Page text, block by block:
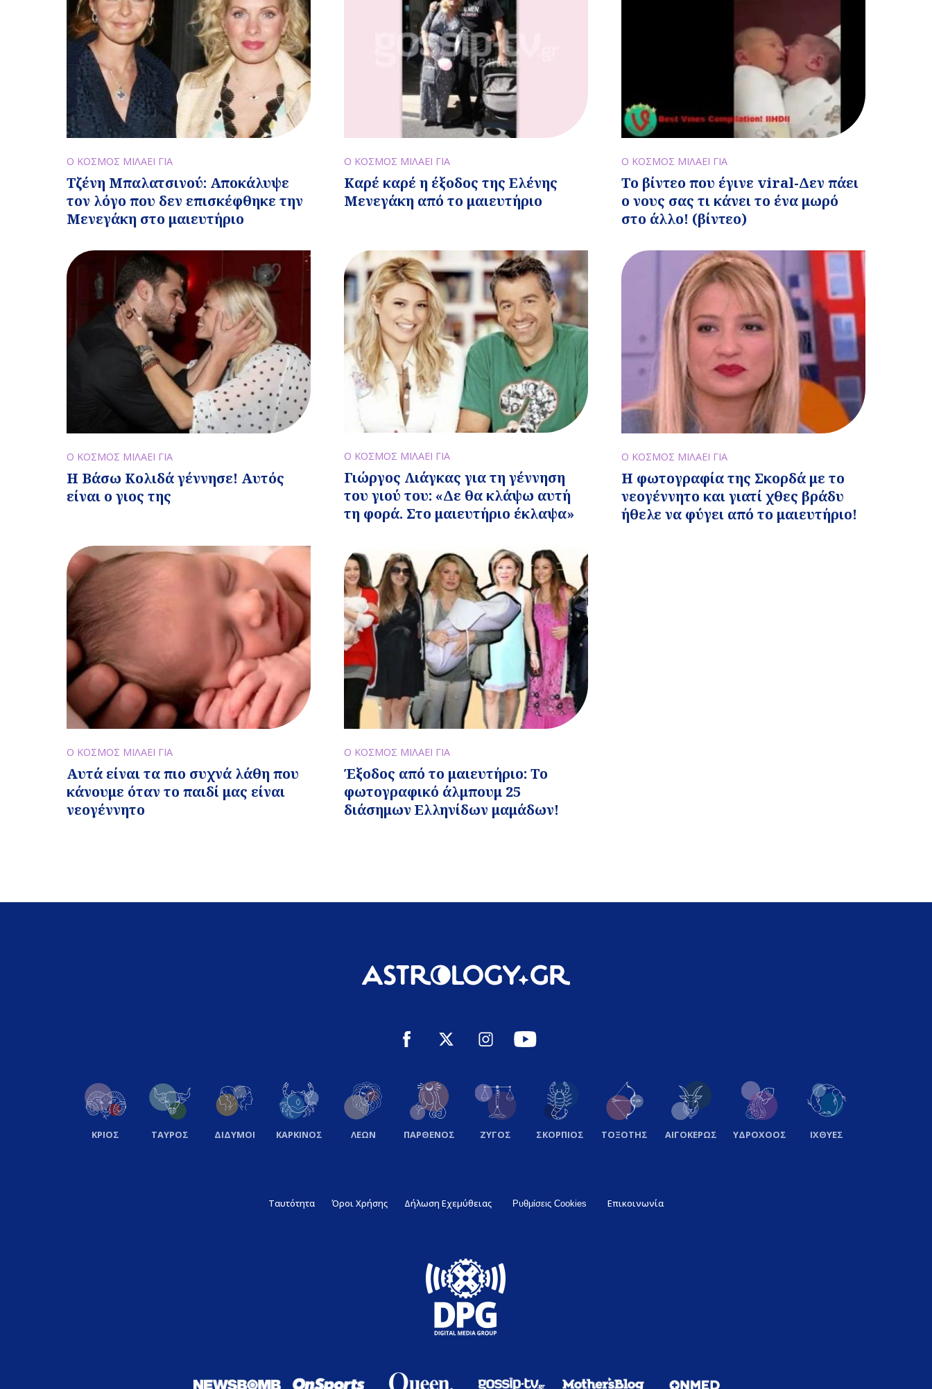
Ο ΚΟΣΜΟΣ ΜΙΛΑΕΙ ΓΙΑ
Τζένη Μπαλατσινού: Αποκάλυψε
τον λόγο που δεν επισκέφθηκε την
Μενεγάκη στο μαιευτήριο
Ο ΚΟΣΜΟΣ ΜΙΛΑΕΙ ΓΙΑ
Καρέ καρέ η έξοδος της Ελένης
Μενεγάκη από το μαιευτήριο
Ο ΚΟΣΜΟΣ ΜΙΛΑΕΙ ΓΙΑ
Το βίντεο που έγινε viral-Δεν πάει
ο νους σας τι κάνει το ένα μωρό
στο άλλο! (βίντεο)
Ο ΚΟΣΜΟΣ ΜΙΛΑΕΙ ΓΙΑ
Η Βάσω Κολιδά γέννησε! Αυτός
είναι ο γιος της
Ο ΚΟΣΜΟΣ ΜΙΛΑΕΙ ΓΙΑ
Γιώργος Λιάγκας για τη γέννηση
του γιού του: «Δε θα κλάψω αυτή
τη φορά. Στο μαιευτήριο έκλαψα»
Ο ΚΟΣΜΟΣ ΜΙΛΑΕΙ ΓΙΑ
H φωτογραφία της Σκορδά με το
νεογέννητο και γιατί χθες βράδυ
ήθελε να φύγει από το μαιευτήριο!
Ο ΚΟΣΜΟΣ ΜΙΛΑΕΙ ΓΙΑ
Αυτά είναι τα πιο συχνά λάθη που
κάνουμε όταν το παιδί μας είναι
νεογέννητο
Ο ΚΟΣΜΟΣ ΜΙΛΑΕΙ ΓΙΑ
Έξοδος από το μαιευτήριο: Το
φωτογραφικό άλμπουμ 25
διάσημων Ελληνίδων μαμάδων!
ΚΡΙΟΣ ΤΑΥΡΟΣ ΔΙΔΥΜΟΙ ΚΑΡΚΙΝΟΣ ΛΕΩΝ ΠΑΡΘΕΝΟΣ ΖΥΓΟΣ ΣΚΟΡΠΙΟΣ ΤΟΞΟΤΗΣ ΑΙΓΟΚΕΡΩΣ ΥΔΡΟΧΟΟΣ ΙΧΘΥΕΣ
Ταυτότητα Όροι Χρήσης Δήλωση Εχεμύθειας Ρυθμίσεις Cookies Επικοινωνία